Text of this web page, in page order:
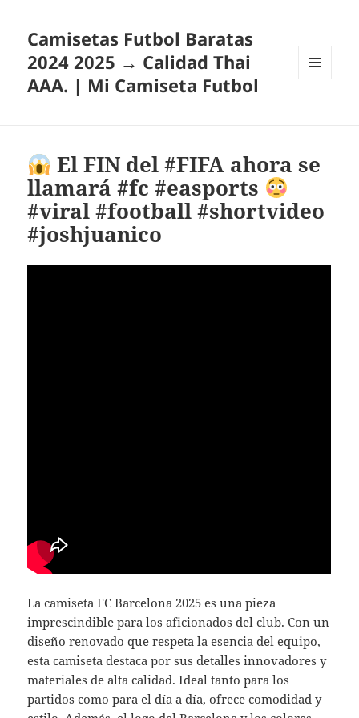
Camisetas Futbol Baratas
2024 2025 → Calidad Thai
AAA. | Mi Camiseta Futbol
El FIN del #FIFA ahora se
llamará #fc #easports
#viral #football #shortvideo
#joshjuanico
Lacamiseta FC Barcelona 2025 es una pieza
imprescindible para los aficionados del club. Con un
diseño renovado que respeta la esencia del equipo,
esta camiseta destaca por sus detalles innovadores y
materiales de alta calidad. Ideal tanto para los
partidos como para el día a día, ofrece comodidad y